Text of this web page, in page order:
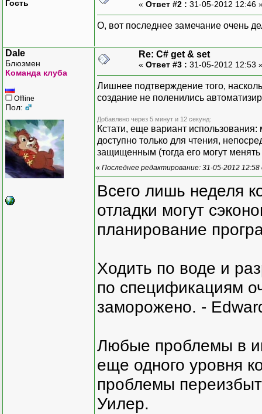
Гость « Ответ #2 : 31-05-2012 12:46
О, вот последнее замечание очень
Dale
Блюзмен
Команда клуба
Offline
Пол:
Re: C# get & set
« Ответ #3 : 31-05-2012 12:53
Лишнее подтверждение того,
создание не поленились
Добавлено через 5 минут и 12 секунд:
Кстати, еще вариант использования:
доступно только для чтения,
защищенным (тогда его могут
« Последнее редактирование: 31-05-2012
Всего лишь неделя
отладки могут
планирование
Ходить по воде и
по спецификациям
заморожено. -
Любые проблемы в
еще одного уровня
проблемы
Уилер.